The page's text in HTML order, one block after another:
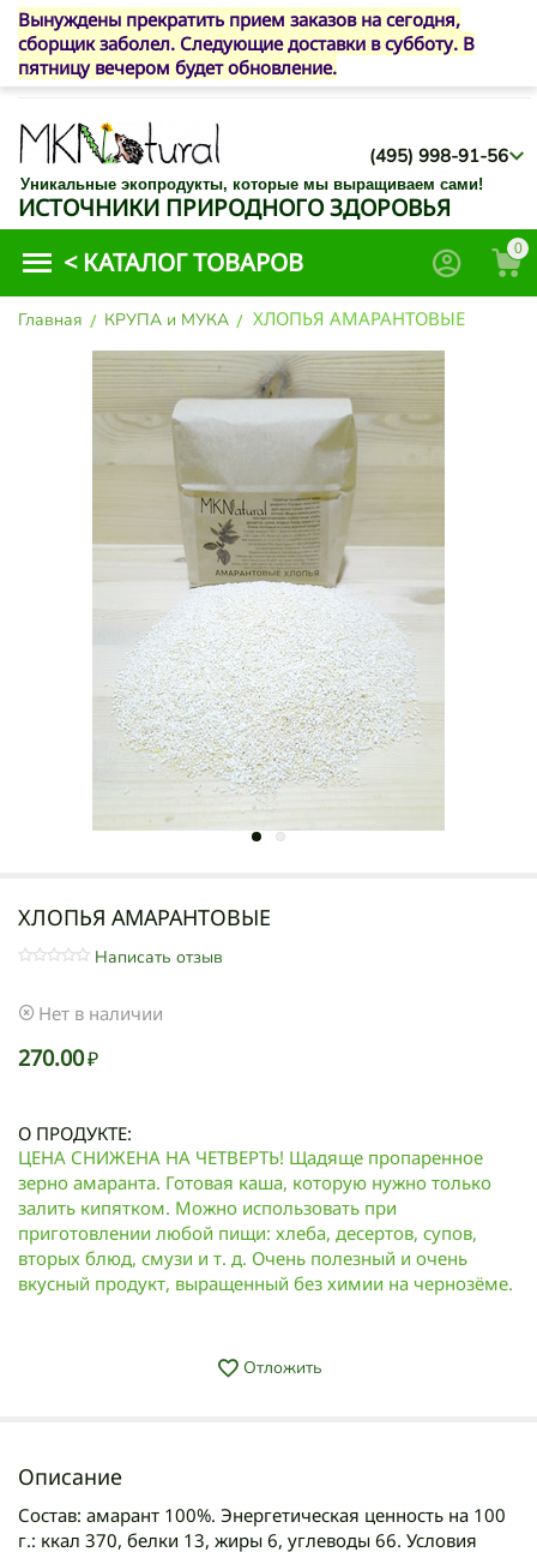
Вынуждены прекратить прием заказов на сегодня,
сборщик заболел. Следующие доставки в субботу. В
пятницу вечером будет обновление.
(495) 998-91-56
Уникальные экопродукты, которые мы выращиваем сами!
ИСТОЧНИКИ ПРИРОДНОГО ЗДОРОВЬЯ
< КАТАЛОГ ТОВАРОВ 0
Главная / КРУПА и МУКА / ХЛОПЬЯ АМАРАНТОВЫЕ
ХЛОПЬЯ АМАРАНТОВЫЕ
Написать отзыв
Нет в наличии
270.00₽
О ПРОДУКТЕ:
ЦЕНА СНИЖЕНА НА ЧЕТВЕРТЬ! Щадяще пропаренное
зерно амаранта. Готовая каша, которую нужно только
залить кипятком. Можно использовать при
приготовлении любой пищи: хлеба, десертов, супов,
вторых блюд, смузи и т. д. Очень полезный и очень
вкусный продукт, выращенный без химии на чернозёме.
Отложить
Описание
Состав: амарант 100%. Энергетическая ценность на 100
г.: ккал 370, белки 13, жиры 6, углеводы 66. Условия